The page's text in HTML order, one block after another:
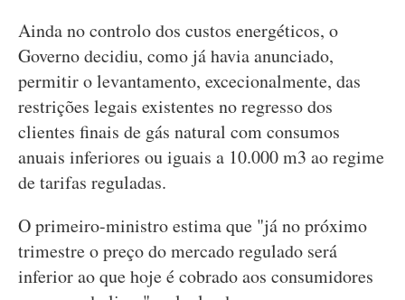
Ainda no controlo dos custos energéticos, o
Governo decidiu, como já havia anunciado,
permitir o levantamento, excecionalmente, das
restrições legais existentes no regresso dos
clientes finais de gás natural com consumos
anuais inferiores ou iguais a 10.000 m3 ao regime
de tarifas reguladas.
O primeiro-ministro estima que "já no próximo
trimestre o preço do mercado regulado será
inferior ao que hoje é cobrado aos consumidores